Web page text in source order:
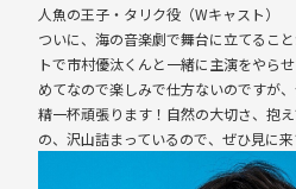
人魚の王子・タリク役（Wキャスト）
ついに、海の音楽劇で舞台に立てるこ
トで市村優汰くんと一緒に主演をやら
めてなので楽しみで仕方ないのですが
精一杯頑張ります！自然の大切さ、抱
の、沢山詰まっているので、ぜひ見に来